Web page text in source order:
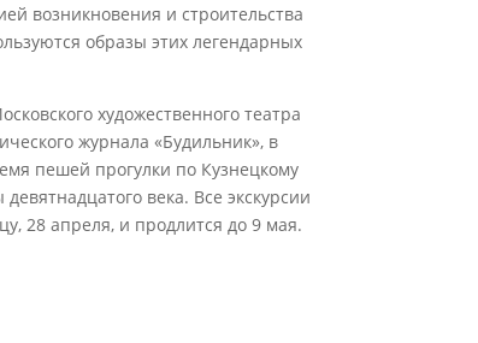
возникновения и строительства
образы этих легендарных
художественного театра
журнала «Будильник», в
пешей прогулки по Кузнецкому
века. Все экскурсии
28 апреля, и продлится до 9 мая.